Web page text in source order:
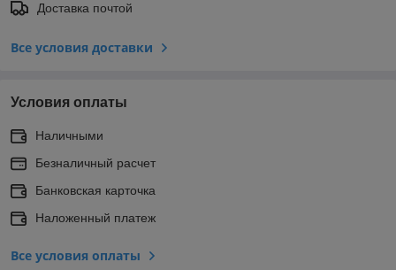
Доставка почтой
Все условия доставки
Условия оплаты
Наличными
Безналичный расчет
Банковская карточка
Наложенный платеж
Все условия оплаты